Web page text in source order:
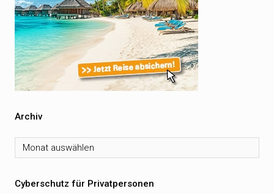
Archiv
Archiv
Cyberschutz für Privatpersonen